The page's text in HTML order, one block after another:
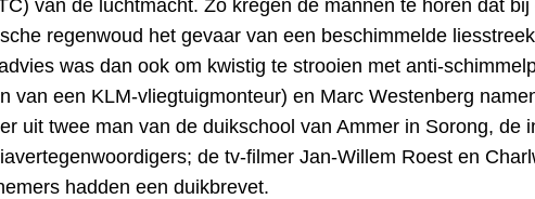
van de luchtmacht. Zo kregen de mannen te horen dat
regenwoud het gevaar van een beschimmelde
was dan ook om kwistig te strooien met anti-
van een KLM-vliegtuigmonteur) en Marc Westenberg
uit twee man van de duikschool van Ammer in Sorong, de
de tv-filmer Jan-Willem Roest en
hadden een duikbrevet.